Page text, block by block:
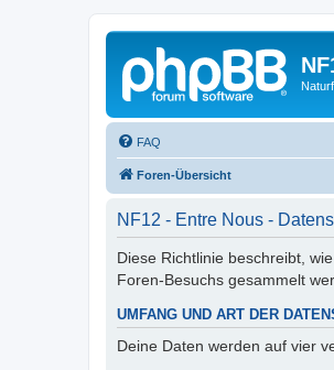
FAQ
Foren-Übersicht
NF12 - Entre Nous -
Diese Richtlinie beschreibt,
Foren-Besuchs gesammelt
UMFANG UND ART DER
Deine Daten werden auf vier